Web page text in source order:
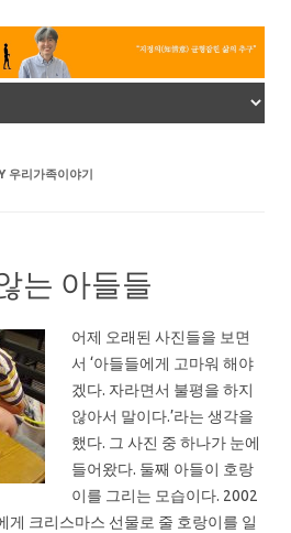
우리가족이야기
는 아들들
어제 오래된 사진들을 보면
서 ‘아들들에게 고마워 해야
겠다. 자라면서 불평을 하지
않아서 말이다.’라는 생각을
했다. 그 사진 중 하나가 눈에
들어왔다. 둘째 아들이 호랑
이를 그리는 모습이다. 2002
게 크리스마스 선물로 줄 호랑이를 일